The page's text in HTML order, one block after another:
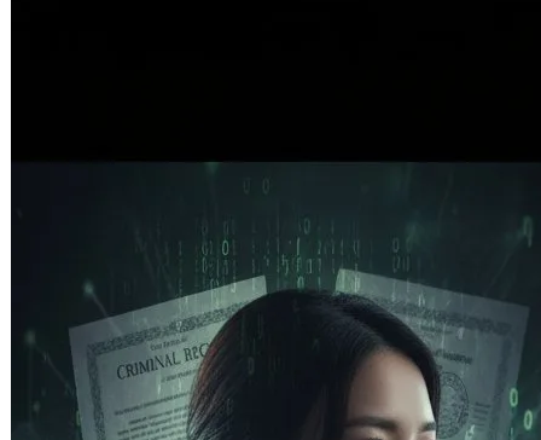
過錯、甚至身背前科的人來說，去戶政